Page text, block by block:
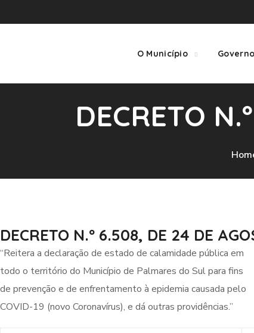
O Município Governo
DECRETO
DECRETO N.º 6.508, DE 24 DE
“Reitera a declaração de estado de calamidade pública em
todo o território do Município de Palmares do Sul para fins
de prevenção e de enfrentamento à epidemia causada pelo
COVID-19 (novo Coronavírus), e dá outras providências.”